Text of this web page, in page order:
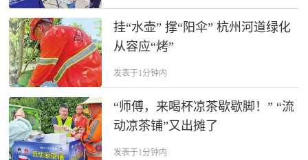
挂“水壶” 撑“阳伞” 杭州河道绿化
从容应“烤”
发表于1分钟内
“师傅，来喝杯凉茶歇歇脚！” “流
动凉茶铺”又出摊了
发表于1分钟内